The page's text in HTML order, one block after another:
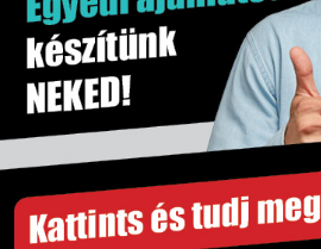
Szakértő segítség
Gyors és megbízható szállítás
Több száz termék raktárról
Győri bemutatóterem